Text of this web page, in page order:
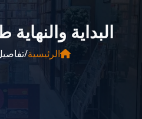
البداية والنهاية
الرئيسية/